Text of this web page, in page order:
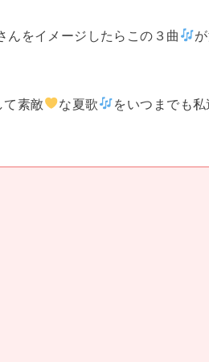
んをイメージしたらこの３曲
て素敵 な夏歌
をいつまでも私